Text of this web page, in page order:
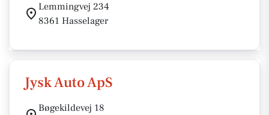
Lemmingvej 234
8361 Hasselager
Jysk Auto ApS
Bøgekildevej 18